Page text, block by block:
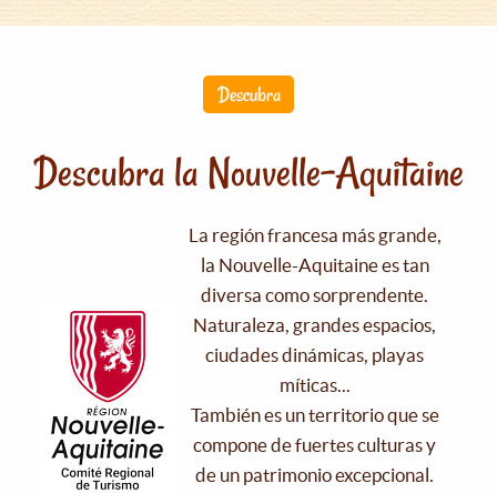
Descubra
Descubra la Nouvelle-Aquitaine
La región francesa más grande,
la Nouvelle-Aquitaine es tan
diversa como sorprendente.
Naturaleza, grandes espacios,
ciudades dinámicas, playas
míticas...
También es un territorio que se
compone de fuertes culturas y
de un patrimonio excepcional.